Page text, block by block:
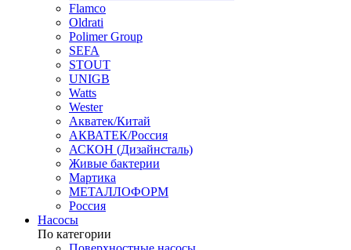
Flamco
Oldrati
Polimer Group
SEFA
STOUT
UNIGB
Watts
Wester
Акватек/Китай
АКВАТЕК/Россия
АСКОН (Дизайнсталь)
Живые бактерии
Мартика
МЕТАЛЛОФОРМ
Россия
Насосы
По категории